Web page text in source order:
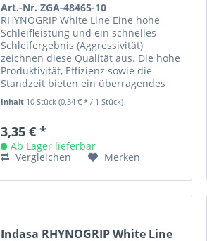
Art.-Nr. ZGA-48465-10
RHYNOGRIP White Line Eine hohe
Schleifleistung und ein schnelles
Schleifergebnis (Aggressivität)
zeichnen diese Qualität aus. Die hohe
Produktivität, Effizienz sowie die
Standzeit bieten ein überragendes
Preis- /Leistungsverhältnis....
Inhalt 10 Stück(0,34 € * / 1 Stück)
3,35 € *
Ab Lager lieferbar
Vergleichen
Merken
Indasa RHYNOGRIP White Line